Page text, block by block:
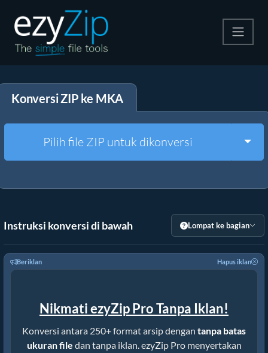
Ekstrak
Alat Lainnya
Konversi ZIP ke MKA
Pilih file ZIP untuk dikonversi
Instruksi konversi di bawah Lompat ke bagian
Beriklan Hapus iklan
Nikmati ezyZip Pro Tanpa Iklan!
Konversi antara 250+ format arsip dengan tanpa batas
ukuran file dan tanpa iklan. ezyZip Pro menyertakan